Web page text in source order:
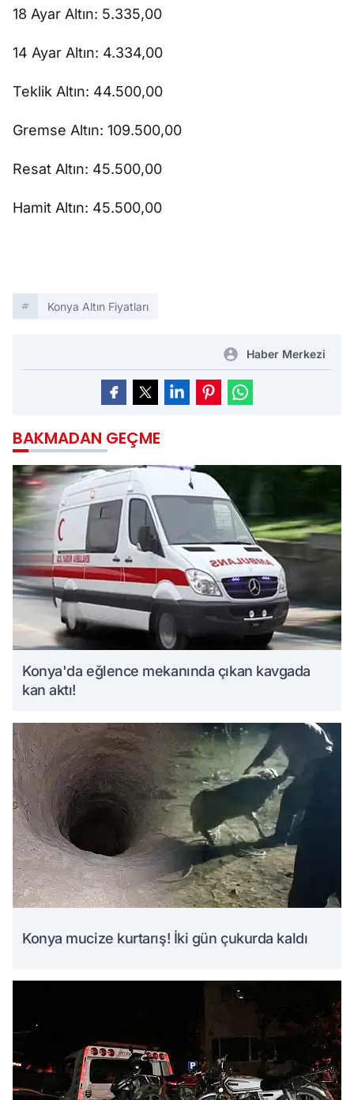
18 Ayar Altın: 5.335,00
14 Ayar Altın: 4.334,00
Teklik Altın: 44.500,00
Gremse Altın: 109.500,00
Resat Altın: 45.500,00
Hamit Altın: 45.500,00
Konya Altın Fiyatları
Haber Merkezi
BAKMADAN GEÇME
Konya'da eğlence mekanında çıkan kavgada
kan aktı!
Konya mucize kurtarış! İki gün çukurda kaldı